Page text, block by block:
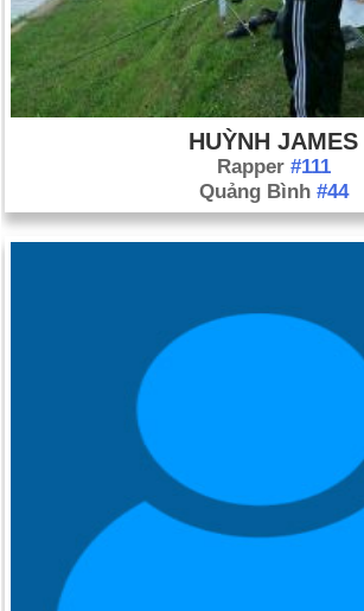
HUỲNH JAMES
Rapper #111
Quảng Bình #44